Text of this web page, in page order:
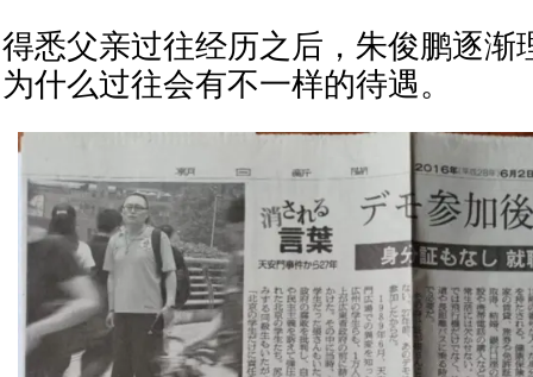
得悉父亲过往经历之后，朱俊鹏逐渐
为什么过往会有不一样的待遇。